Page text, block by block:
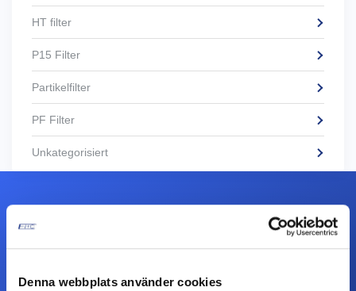
Denna webbplats använder cookies
HT filter
P15 Filter
Partikelfilter
PF Filter
Unkategorisiert